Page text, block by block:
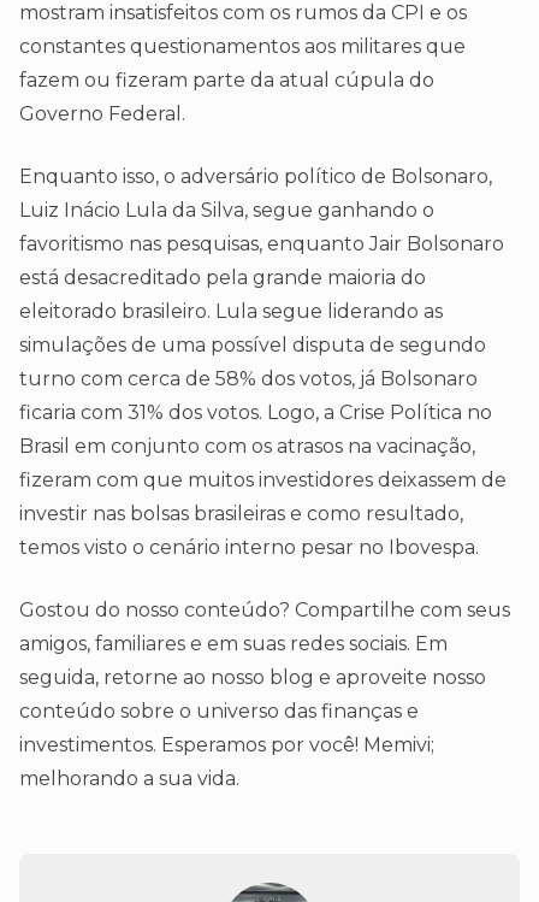
mostram insatisfeitos com os rumos da CPI e os
constantes questionamentos aos militares que
fazem ou fizeram parte da atual cúpula do
Governo Federal.
Enquanto isso, o adversário político de Bolsonaro,
Luiz Inácio Lula da Silva, segue ganhando o
favoritismo nas pesquisas, enquanto Jair Bolsonaro
está desacreditado pela grande maioria do
eleitorado brasileiro. Lula segue liderando as
simulações de uma possível disputa de segundo
turno com cerca de 58% dos votos, já Bolsonaro
ficaria com 31% dos votos. Logo, a Crise Política no
Brasil em conjunto com os atrasos na vacinação,
fizeram com que muitos investidores deixassem de
investir nas bolsas brasileiras e como resultado,
temos visto o cenário interno pesar no Ibovespa.
Gostou do nosso conteúdo? Compartilhe com seus
amigos, familiares e em suas redes sociais. Em
seguida, retorne ao nosso blog e aproveite nosso
conteúdo sobre o universo das finanças e
investimentos. Esperamos por você! Memivi;
melhorando a sua vida.